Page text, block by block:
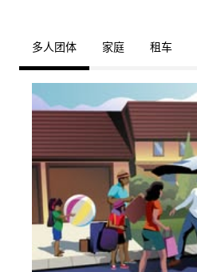
多人团体 家庭 租车